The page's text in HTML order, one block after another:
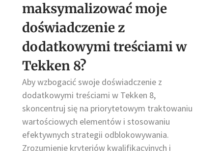
maksymalizować moje
doświadczenie z
dodatkowymi treściami w
Tekken 8?
Aby wzbogacić swoje doświadczenie z
dodatkowymi treściami w Tekken 8,
skoncentruj się na priorytetowym traktowaniu
wartościowych elementów i stosowaniu
efektywnych strategii odblokowywania.
Zrozumienie kryteriów kwalifikacyjnych i